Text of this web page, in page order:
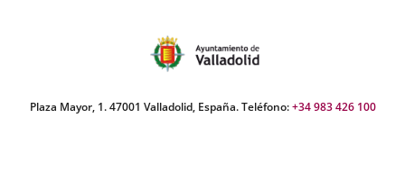
Plaza Mayor, 1. 47001 Valladolid, España. Teléfono:+34 983 426 100